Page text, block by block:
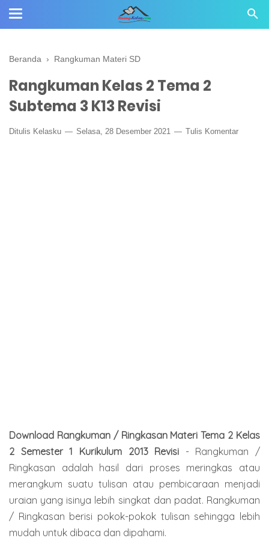
Beranda › Rangkuman Materi SD
Rangkuman Kelas 2 Tema 2
Subtema 3 K13 Revisi
Ditulis Kelasku Selasa, 28 Desember 2021 Tulis Komentar
Download Rangkuman / Ringkasan Materi Tema 2 Kelas
2 Semester 1 Kurikulum 2013 Revisi - Rangkuman /
Ringkasan adalah hasil dari proses meringkas atau
merangkum suatu tulisan atau pembicaraan menjadi
uraian yang isinya lebih singkat dan padat. Rangkuman
/ Ringkasan berisi pokok-pokok tulisan sehingga lebih
mudah untuk dibaca dan dipahami.